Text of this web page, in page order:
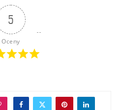
5
Oceny